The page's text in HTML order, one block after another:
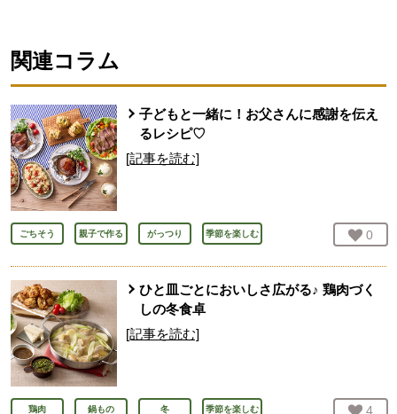
関連コラム
子どもと一緒に！お父さんに感謝を伝え
るレシピ♡
[記事を読む]
ごちそう 親子で作る がっつり 季節を楽しむ お気
0
ひと皿ごとにおいしさ広がる♪ 鶏肉づく
しの冬食卓
[記事を読む]
鶏肉 鍋もの 冬 季節を楽しむ お気
4